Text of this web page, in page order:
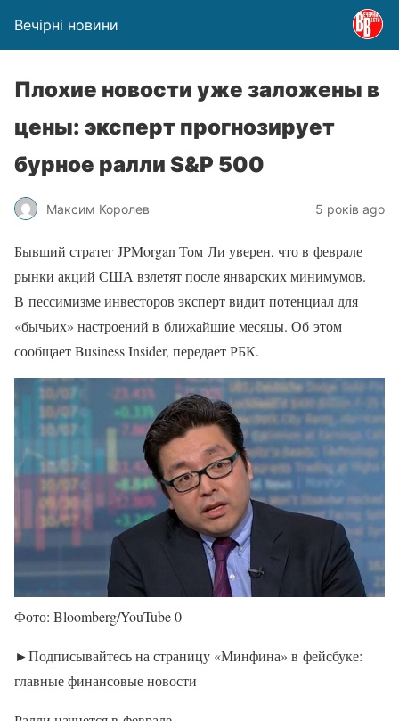
Вечірні новини
Плохие новости уже заложены в
цены: эксперт прогнозирует
бурное ралли S&P 500
Максим Королев 5 років ago
Бывший стратег JPMorgan Том Ли уверен, что в феврале
рынки акций США взлетят после январских минимумов.
В пессимизме инвесторов эксперт видит потенциал для
«бычьих» настроений в ближайшие месяцы. Об этом
сообщает Business Insider, передает РБК.
Фото: Bloomberg/YouTube 0
►Подписывайтесь на страницу «Минфина» в фейсбуке:
главные финансовые новости